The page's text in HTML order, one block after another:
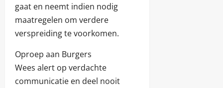
gaat en neemt indien nodig
maatregelen om verdere
verspreiding te voorkomen.
Oproep aan Burgers
Wees alert op verdachte
communicatie en deel nooit